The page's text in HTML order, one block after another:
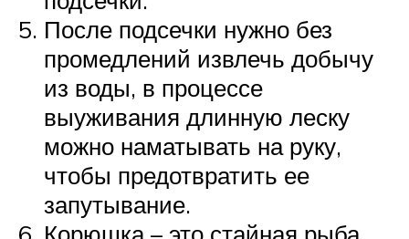
После подсечки нужно без
промедлений извлечь добычу
из воды, в процессе
выуживания длинную леску
можно наматывать на руку,
чтобы предотвратить ее
запутывание.